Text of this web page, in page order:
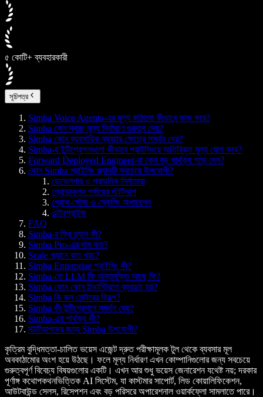
৫ কোটি+ ব্যবহারকারী
সূচিপত্র
Simba Voice Agents-এর মূল্য কাঠামো কীভাবে কাজ করে?
Simba কেন স্বচ্ছ মূল্য নির্ধারণে গুরুত্ব দেয়?
Simba কোন ব্যবসায়িক ব্যবহার ক্ষেত্রে সমর্থন দেয়?
Simba-র ইন্টিগ্রেশনগুলো কীভাবে প্রাইসিংয়ে অতিরিক্ত মূল্য যোগ করে?
Forward Deployed Engineer-রা কেন বড় পার্থক্য গড়ে দেন?
কোন Simba প্রাইসিং প্ল্যানটি সবচেয়ে উপযোগী?
ডেভেলপার ও প্রাথমিক নির্মাতারা
প্রোডাকশন পর্যায়ের স্টার্টআপ
গ্রোথ-স্টেজ ও স্কেলিং অপারেশন
এন্টারপ্রাইজ
FAQ
Simba-র ফ্রি প্ল্যান কী?
Simba Pro-এর দাম কত?
Scale প্ল্যানে কত খরচ?
Simba Enterprise প্রাইসিং কী?
Simba-তে LLM ফি অন্তর্ভুক্ত আছে কি?
Simba কোন কোন ইন্ডাস্ট্রিতে ব্যবহৃত হয়?
Simba কি কল সেন্টারের বিকল্প?
Simba কী ইন্টিগ্রেশনে সমর্থন দেয়?
Simba-এর পার্থক্য কী?
স্টার্টআপদের জন্য Simba উপযোগী?
কৃত্রিম বুদ্ধিমত্তা-চালিত ভয়েস এজেন্ট দ্রুত পরীক্ষামূলক টুল থেকে ব্যবসার মূল
অবকাঠামোর অংশ হয়ে উঠছে। ফলে মূল্য নির্ধারণ এখন কোম্পানিগুলোর জন্য সবচেয়ে
গুরুত্বপূর্ণ বিবেচ্য বিষয়গুলোর একটি। এখন আর শুধু ভয়েস জেনারেশন যথেষ্ট নয়; দরকার
পূর্ণাঙ্গ কথোপকথনভিত্তিক AI সিস্টেম, যা কাস্টমার সাপোর্ট, লিড কোয়ালিফিকেশন,
আউটবাউন্ড সেলস, রিসেপশন এবং বড় পরিসরে অপারেশনাল ওয়ার্কফ্লো সামলাতে পারে।